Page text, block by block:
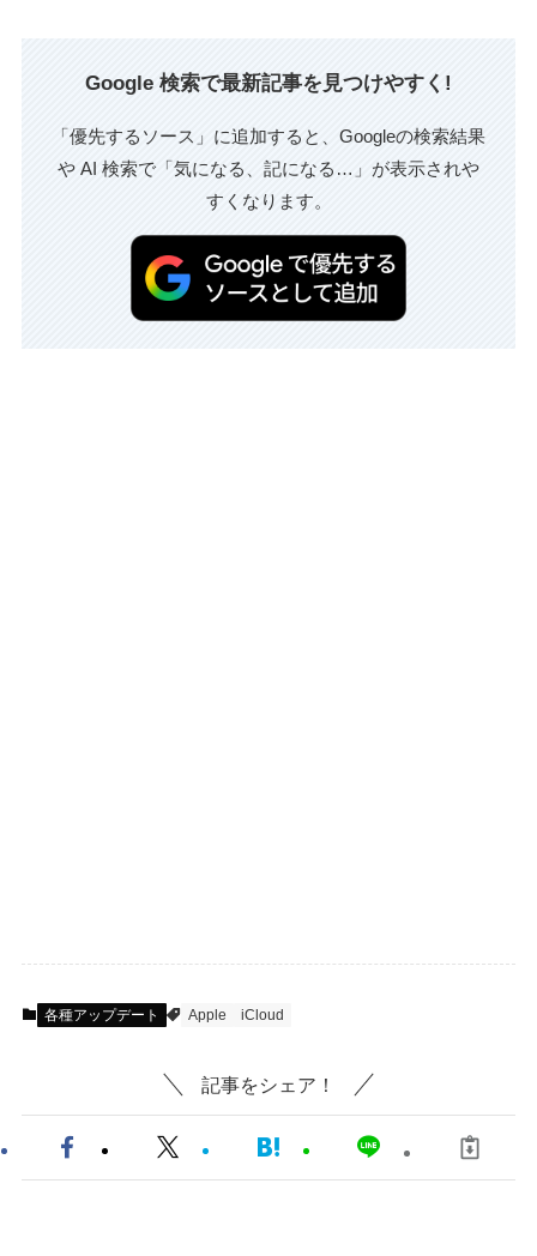
Google 検索で最新記事を見つけやすく!
「優先するソース」に追加すると、Googleの検索結果
や AI 検索で「気になる、記になる…」が表示されや
すくなります。
各種アップデート Apple iCloud
記事をシェア！